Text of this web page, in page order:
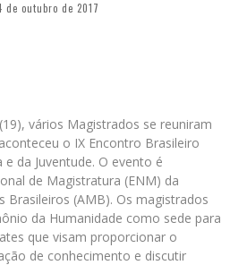
de outubro de 2017
vários Magistrados se reuniram
o IX Encontro Brasileiro
da Juventude. O evento é
de Magistratura (ENM) da
Brasileiros (AMB). Os magistrados
da Humanidade como sede para
que visam proporcionar o
de conhecimento e discutir